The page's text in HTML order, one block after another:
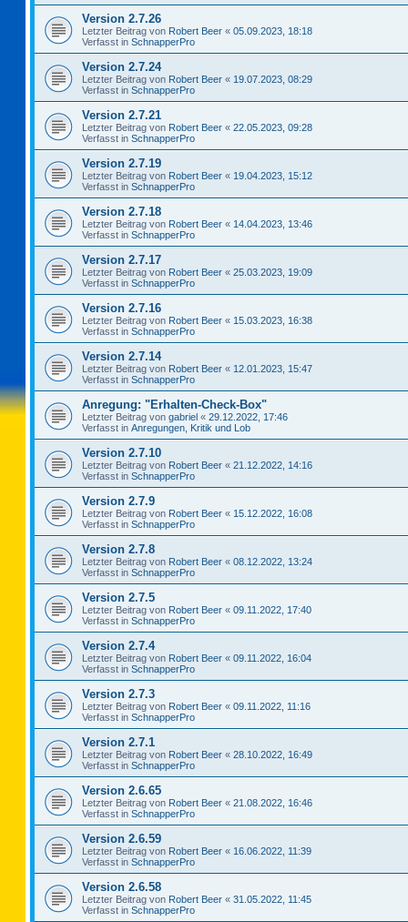
Version 2.7.26
Letzter Beitrag von Robert Beer « 05.09.2023, 18:18
Verfasst in SchnapperPro
Version 2.7.24
Letzter Beitrag von Robert Beer « 19.07.2023, 08:29
Verfasst in SchnapperPro
Version 2.7.21
Letzter Beitrag von Robert Beer « 22.05.2023, 09:28
Verfasst in SchnapperPro
Version 2.7.19
Letzter Beitrag von Robert Beer « 19.04.2023, 15:12
Verfasst in SchnapperPro
Version 2.7.18
Letzter Beitrag von Robert Beer « 14.04.2023, 13:46
Verfasst in SchnapperPro
Version 2.7.17
Letzter Beitrag von Robert Beer « 25.03.2023, 19:09
Verfasst in SchnapperPro
Version 2.7.16
Letzter Beitrag von Robert Beer « 15.03.2023, 16:38
Verfasst in SchnapperPro
Version 2.7.14
Letzter Beitrag von Robert Beer « 12.01.2023, 15:47
Verfasst in SchnapperPro
Anregung: "Erhalten-Check-Box"
Letzter Beitrag von gabriel « 29.12.2022, 17:46
Verfasst in Anregungen, Kritik und Lob
Version 2.7.10
Letzter Beitrag von Robert Beer « 21.12.2022, 14:16
Verfasst in SchnapperPro
Version 2.7.9
Letzter Beitrag von Robert Beer « 15.12.2022, 16:08
Verfasst in SchnapperPro
Version 2.7.8
Letzter Beitrag von Robert Beer « 08.12.2022, 13:24
Verfasst in SchnapperPro
Version 2.7.5
Letzter Beitrag von Robert Beer « 09.11.2022, 17:40
Verfasst in SchnapperPro
Version 2.7.4
Letzter Beitrag von Robert Beer « 09.11.2022, 16:04
Verfasst in SchnapperPro
Version 2.7.3
Letzter Beitrag von Robert Beer « 09.11.2022, 11:16
Verfasst in SchnapperPro
Version 2.7.1
Letzter Beitrag von Robert Beer « 28.10.2022, 16:49
Verfasst in SchnapperPro
Version 2.6.65
Letzter Beitrag von Robert Beer « 21.08.2022, 16:46
Verfasst in SchnapperPro
Version 2.6.59
Letzter Beitrag von Robert Beer « 16.06.2022, 11:39
Verfasst in SchnapperPro
Version 2.6.58
Letzter Beitrag von Robert Beer « 31.05.2022, 11:45
Verfasst in SchnapperPro